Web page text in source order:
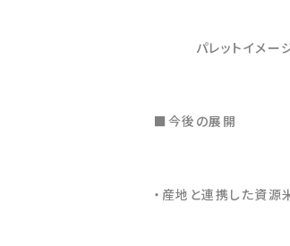
パレットイメージ
■今後の展開
・産地と連携した資